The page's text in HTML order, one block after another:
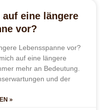
eine längere
vor?
Lebensspanne vor?
auf eine längere
mehr an Bedeutung.
und der
»